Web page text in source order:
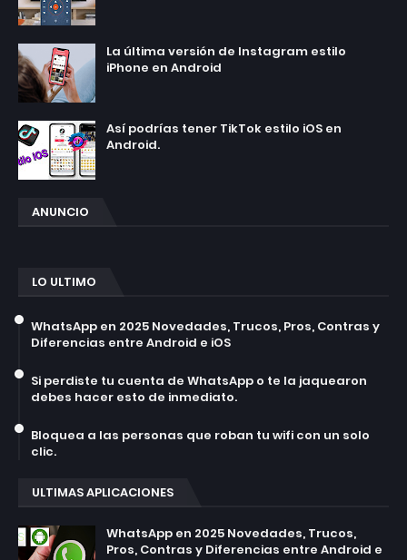
La última versión de Instagram estilo
iPhone en Android
Así podrías tener TikTok estilo iOS en
Android.
ANUNCIO
LO ULTIMO
WhatsApp en 2025 Novedades, Trucos, Pros, Contras y
Diferencias entre Android e iOS
Si perdiste tu cuenta de WhatsApp o te la jaquearon
debes hacer esto de inmediato.
Bloquea a las personas que roban tu wifi con un solo
clic.
ULTIMAS APLICACIONES
WhatsApp en 2025 Novedades, Trucos,
Pros, Contras y Diferencias entre Android e